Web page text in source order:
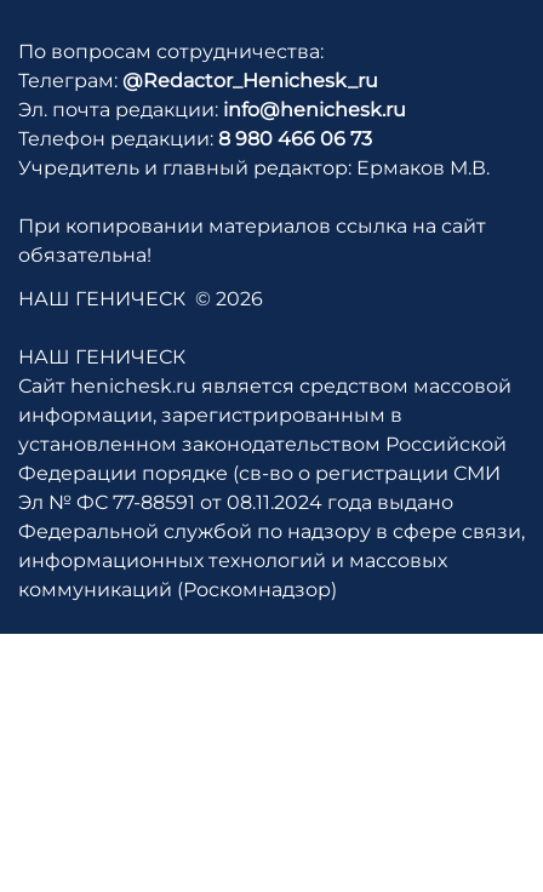
По вопросам сотрудничества:
Телеграм: @Redactor_Henichesk_ru
Эл. почта редакции: info@henichesk.ru
Телефон редакции: 8 980 466 06 73
Учредитель и главный редактор: Ермаков М.В.
При копировании материалов ссылка на сайт
обязательна!
НАШ ГЕНИЧЕСК © 2026
НАШ ГЕНИЧЕСК
Сайт henichesk.ru является средством массовой
информации, зарегистрированным в
установленном законодательством Российской
Федерации порядке (св-во о регистрации СМИ
Эл № ФС 77-88591 от 08.11.2024 года выдано
Федеральной службой по надзору в сфере связи,
информационных технологий и массовых
коммуникаций (Роскомнадзор)